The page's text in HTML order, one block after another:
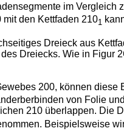
im Vergleich
den Kettfaden 2101
Dreieck aus
Dreiecks. Wie in
200, können
von Folie
210 überlappen. Die
Beispielsweise